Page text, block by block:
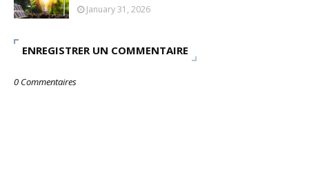
January 31, 2026
ENREGISTRER UN COMMENTAIRE
0 Commentaires